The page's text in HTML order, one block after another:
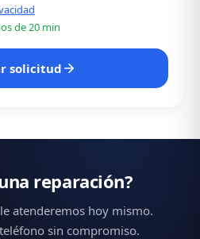
de 20 min
solicitud
reparación?
atenderemos hoy mismo.
sin compromiso.